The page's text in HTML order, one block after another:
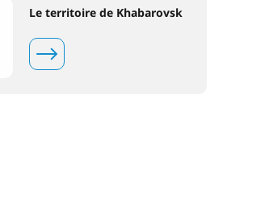
Le territoire de Khabarovsk